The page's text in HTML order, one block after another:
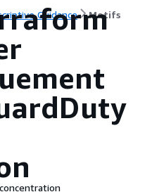
Guidance Motifs